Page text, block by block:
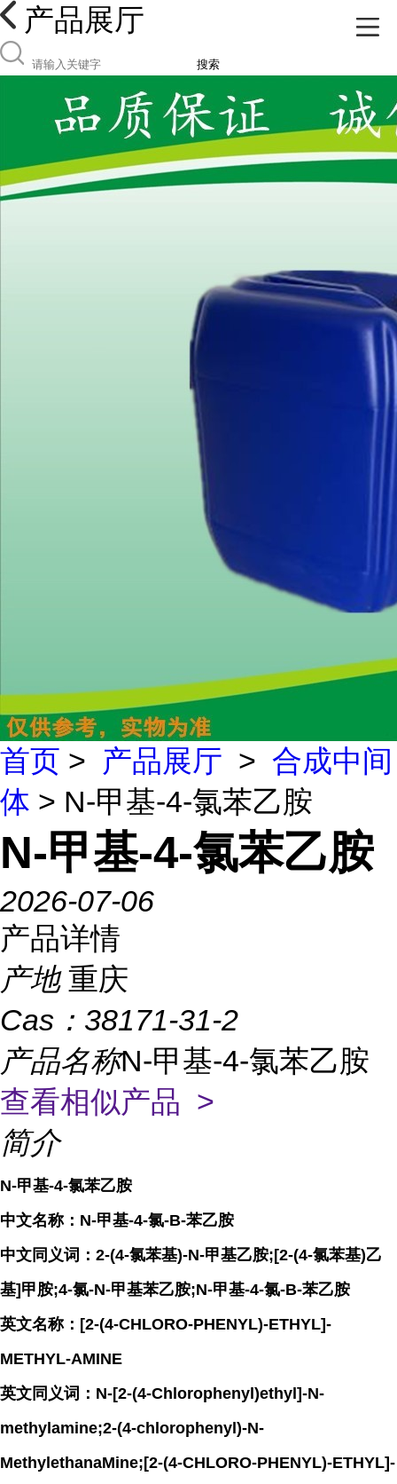
产品展厅
搜索
首页 > 产品展厅 > 合成中间
体 > N-甲基-4-氯苯乙胺
N-甲基-4-氯苯乙胺
2026-07-06
产品详情
产地 重庆
Cas： 38171-31-2
产品名称N-甲基-4-氯苯乙胺
查看相似产品 >
简介
N-甲基-4-氯苯乙胺
中文名称：N-甲基-4-氯-Β-苯乙胺
中文同义词：2-(4-氯苯基)-N-甲基乙胺;[2-(4-氯苯基)乙
基]甲胺;4-氯-N-甲基苯乙胺;N-甲基-4-氯-Β-苯乙胺
英文名称：[2-(4-CHLORO-PHENYL)-ETHYL]-
METHYL-AMINE
英文同义词：N-[2-(4-Chlorophenyl)ethyl]-N-
methylamine;2-(4-chlorophenyl)-N-
MethylethanaMine;[2-(4-CHLORO-PHENYL)-ETHYL]-